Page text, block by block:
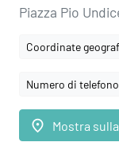
Piazza Pio
Coordinate
Numero di telefono
place Mostra